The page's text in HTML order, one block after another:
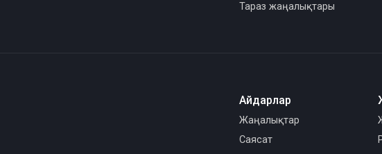
Тараз жаңалықтары
Айдарлар
Жаңалықтар
Саясат